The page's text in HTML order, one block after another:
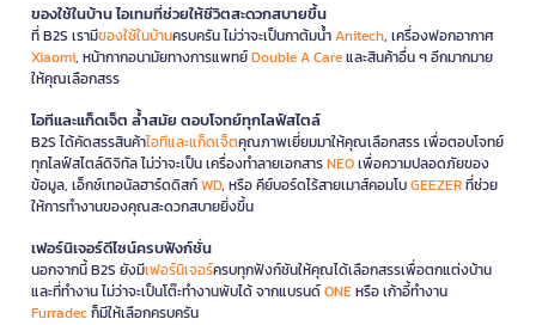
ของใช้ในบ้าน ไอเทมที่ช่วยให้ชีวิตสะดวกสบายขึ้น
ที่ B2S เรามีของใช้ในบ้านครบครัน ไม่ว่าจะเป็นกาต้มน้ำAnitech, เครื่องฟอกอากาศ
Xiaomi, หน้ากากอนามัยทางการแพทย์Double A Careและสินค้าอื่น ๆ อีกมากมาย
ให้คุณเลือกสรร
ไอทีและแก็ดเจ็ต ล้ำสมัย ตอบโจทย์ทุกไลฟ์สไตล์
B2S ได้คัดสรรสินค้าไอทีและแก็ดเจ็ตคุณภาพเยี่ยมมาให้คุณเลือกสรร เพื่อตอบโจทย์
ทุกไลฟ์สไตล์ดิจิทัล ไม่ว่าจะเป็น เครื่องทำลายเอกสารNEOเพื่อความปลอดภัยของ
ข้อมูล, เอ็กซ์เทอนัลฮาร์ดดิสก์WD, หรือ คีย์บอร์ดไร้สายเมาส์คอมโบGEEZERที่ช่วย
ให้การทำงานของคุณสะดวกสบายยิ่งขึ้น
เฟอร์นิเจอร์ดีไซน์ครบฟังก์ชั่น
นอกจากนี้ B2S ยังมีเฟอร์นิเจอร์ครบทุกฟังก์ชันให้คุณได้เลือกสรรเพื่อตกแต่งบ้าน
และที่ทำงาน ไม่ว่าจะเป็นโต๊ะทำงานพับได้ จากแบรนด์ONEหรือ เก้าอี้ทำงาน
Furradecก็มีให้เลือกครบครัน